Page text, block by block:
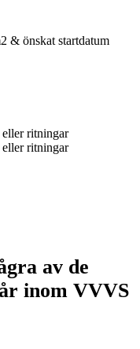
& önskat startdatum
ritningar
ritningar
av de
inom VVVS